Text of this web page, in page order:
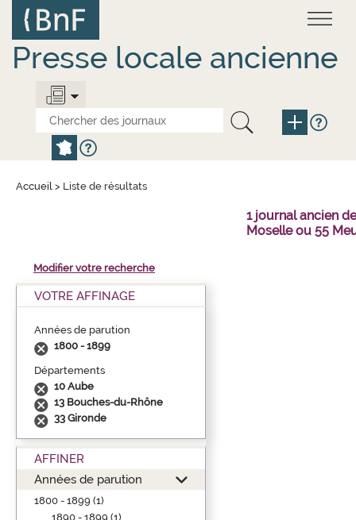
contenu
principal
Presse locale ancienne
Accueil > Liste de résultats
1 journal ancien
Moselle ou 55
Modifier votre recherche
VOTRE AFFINAGE
Années de parution
1800 - 1899
Départements
10 Aube
13 Bouches-du-Rhône
33 Gironde
AFFINER
Années de parution
1800 - 1899 (1)
1890 - 1899 (1)
Panneau de gestion des cookies